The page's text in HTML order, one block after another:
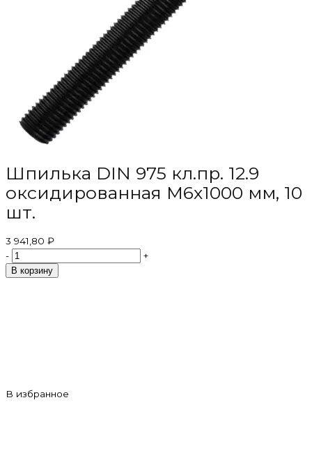
Шпилька DIN 975 кл.пр. 12.9
оксидированная M6х1000 мм, 10
шт.
3 941,80 ₽
-
+
В корзину
В избранное